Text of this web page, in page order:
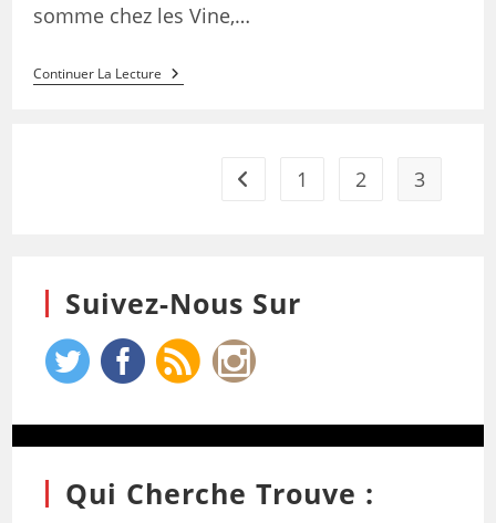
somme chez les Vine,…
Continuer La Lecture
1 2 3
Suivez-Nous Sur
Qui Cherche Trouve :